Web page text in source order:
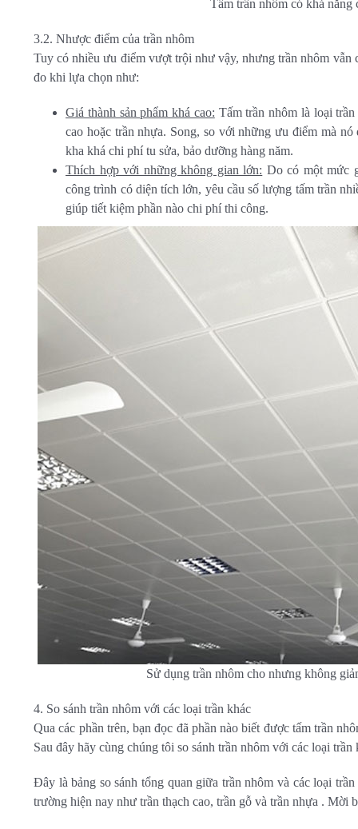
Tấm trần nhôm có khả năng
3.2. Nhược điểm của trần nhôm
Tuy có nhiều ưu điểm vượt trội như vậy, nhưng trần nhôm vẫn
đo khi lựa chọn như:
Giá thành sản phẩm khá cao: Tấm trần nhôm là loại
cao hoặc trần nhựa. Song, so với những ưu điểm mà
kha khá chi phí tu sửa, bảo dưỡng hàng năm.
Thích hợp với những không gian lớn: Do có một mức
công trình có diện tích lớn, yêu cầu số lượng tấm trần
giúp tiết kiệm phần nào chi phí thi công.
Sử dụng trần nhôm cho nhưng không
4. So sánh trần nhôm với các loại trần khác
Qua các phần trên, bạn đọc đã phần nào biết được tấm trần
Sau đây hãy cùng chúng tôi so sánh trần nhôm với các loại
Đây là bảng so sánh tổng quan giữa trần nhôm và các loại
trường hiện nay như trần thạch cao, trần gỗ và trần nhựa . Mời